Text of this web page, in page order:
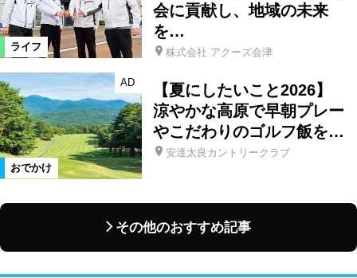
ライフ
会に貢献し、地域の未来
を…
株式会社 アクーズ会津
おでかけ
AD
【夏にしたいこと2026】
涼やかな高原で早朝プレー
やこだわりのゴルフ飯を…
安達太良カントリークラブ
その他のおすすめ記事